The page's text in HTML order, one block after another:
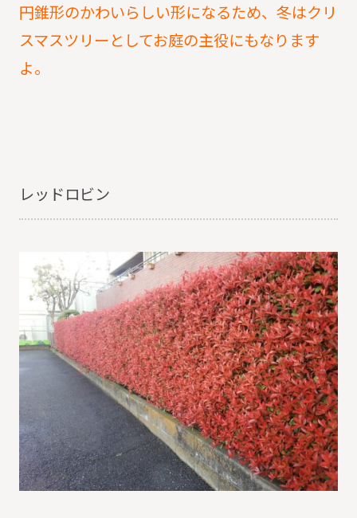
円錐形のかわいらしい形になるため、冬はクリ
スマスツリーとしてお庭の主役にもなります
よ。
レッドロビン